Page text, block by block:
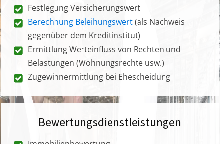
Festlegung Versicherungswert
Berechnung Beleihungswert(als Nachweis
gegenüber dem Kreditinstitut)
Ermittlung Werteinfluss von Rechten und
Belastungen (Wohnungsrechte usw.)
Zugewinnermittlung bei Ehescheidung
Bewertungsdienstleistungen